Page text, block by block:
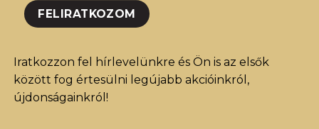
Iratkozzon fel hírlevelünkre és Ön is az elsők
között fog értesülni legújabb akcióinkról,
újdonságainkról!